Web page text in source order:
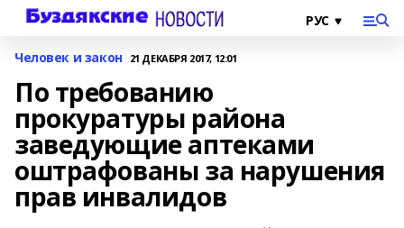
Человек и закон 21 ДЕКАБРЯ 2017, 12:01
По требованию
прокуратуры района
заведующие аптеками
оштрафованы за нарушения
прав инвалидов